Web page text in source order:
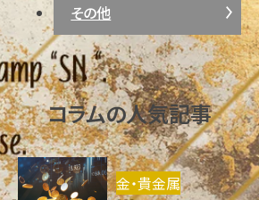
その他
コラムの人気記事
金・貴金属